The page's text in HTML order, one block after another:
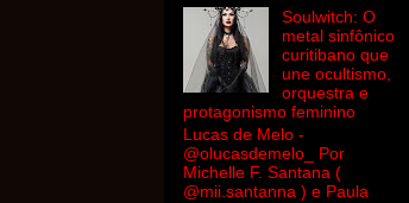
Soulwitch: O
metal sinfônico
curitibano que
une ocultismo,
orquestra e
protagonismo feminino
Lucas de Melo -
@olucasdemelo_ Por
Michelle F. Santana (
@mii.santanna ) e Paula